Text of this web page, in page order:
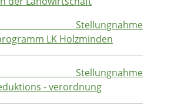
Stellungnahme
LK Holzminden
Stellungnahme
- verordnung